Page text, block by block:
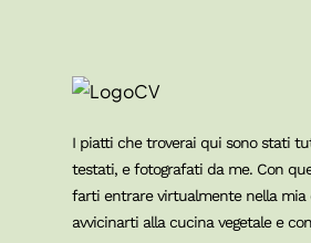
I piatti che troverai qui sono stati
testati, e fotografati da me. Con
farti entrare virtualmente nella mia
avvicinarti alla cucina vegetale e